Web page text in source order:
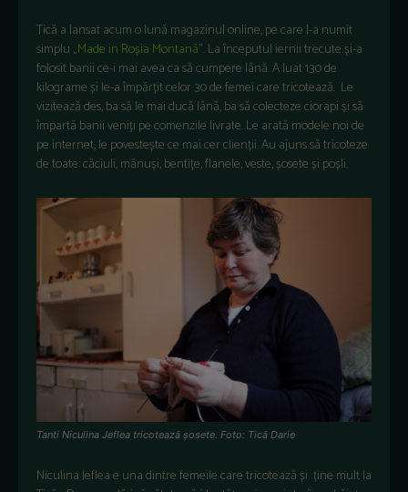
Tică a lansat acum o lună magazinul online, pe care l-a numit
simplu „Made in Roșia Montană”. La începutul iernii trecute și-a
folosit banii ce-i mai avea ca să cumpere lână. A luat 130 de
kilograme și le-a împărțit celor 30 de femei care tricotează. Le
vizitează des, ba să le mai ducă lână, ba să colecteze ciorapi și să
împartă banii veniți pe comenzile livrate. Le arată modele noi de
pe internet, le povestește ce mai cer clienții. Au ajuns să tricoteze
de toate: căciuli, mănuși, bentițe, flanele, veste, șosete și poșli.
Tanti Niculina Jeflea tricotează șosete. Foto: Tică Darie
Niculina Jeflea e una dintre femeile care tricotează și ține mult la